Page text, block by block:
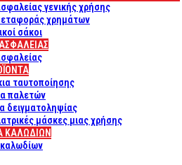
γενικής χρήσης
χρημάτων
σάκοι
ταυτοποίησης
παλετών
δειγματοληψίας
μάσκες μιας χρήσης
ΚΑΛΩΔΊΩΝ